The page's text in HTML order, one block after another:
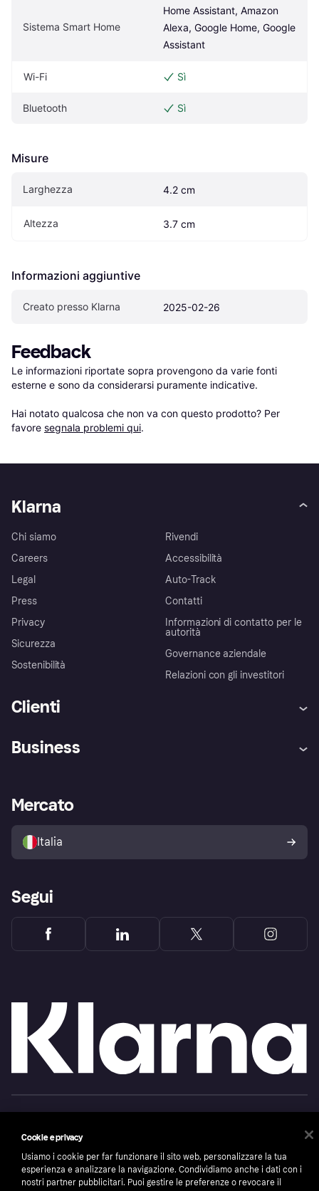
Sistema Smart Home
Home Assistant, Amazon
Alexa, Google Home, Google
Assistant
Wi-Fi Sì
Bluetooth Sì
Misure
Larghezza 4.2 cm
Altezza 3.7 cm
Informazioni aggiuntive
Creato presso Klarna 2025-02-26
Feedback
Le informazioni riportate sopra provengono da varie fonti
esterne e sono da considerarsi puramente indicative.
Hai notato qualcosa che non va con questo prodotto? Per
favore segnala problemi qui.
Klarna
Chi siamo
Careers
Legal
Press
Privacy
Sicurezza
Sostenibilità
Rivendi
Accessibilità
Auto-Track
Contatti
Informazioni di contatto per le
autorità
Governance aziendale
Relazioni con gli investitori
Clienti
Assistenza
Esplora i negozi
Politica di protezione
dell'acquirente Klarna
Business
Accesso aziende
Mercato
Italia
Segui
CookiesKlarna.com
Cookie e privacy
Usiamo i cookie per far funzionare il sito web, personalizzare la tua
esperienza e analizzare la navigazione. Condividiamo anche i dati con i
nostri partner pubblicitari. Puoi gestire le preferenze o revocare il